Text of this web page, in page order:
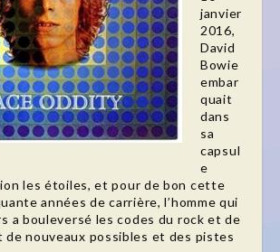
janvier
2016,
David
Bowie
embar
quait
dans
sa
capsul
e
les étoiles, et pour de bon cette
années de carrière, l’homme qui
a bouleversé les codes du rock et de
de nouveaux possibles et des pistes